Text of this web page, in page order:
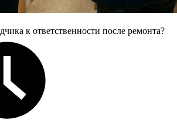
к ответственности после ремонта?